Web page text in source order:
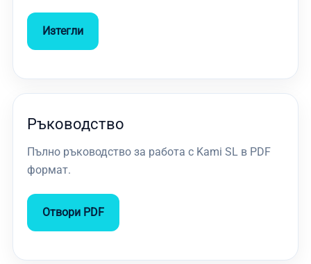
Изтегли
Ръководство
Пълно ръководство за работа с Kami SL в PDF
формат.
Отвори PDF